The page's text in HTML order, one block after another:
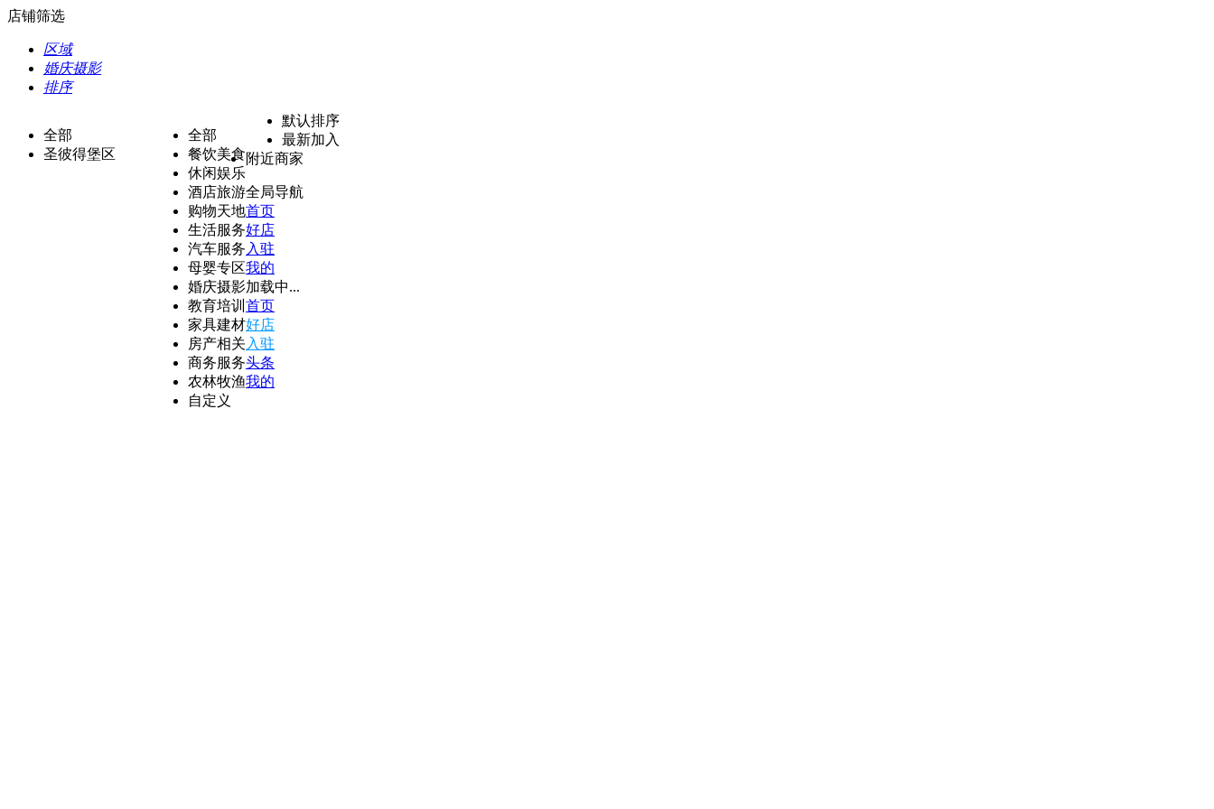
店铺筛选
区域
婚庆摄影
排序
全部
圣彼得堡区
全部
餐饮美食
休闲娱乐
酒店旅游
购物天地
生活服务
汽车服务
母婴专区
婚庆摄影
教育培训
家具建材
房产相关
商务服务
农林牧渔
自定义
默认排序
最新加入
附近商家
全局导航
首页
好店
入驻
我的
加载中...
首页
好店
入驻
头条
我的